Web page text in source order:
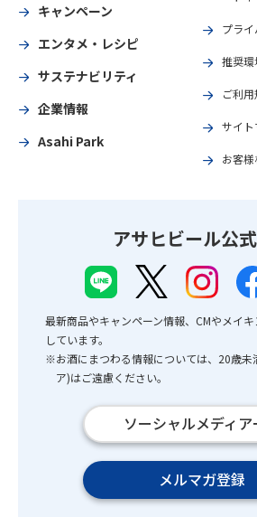
キャンペーン
エンタメ・レシピ
サステナビリティ
企業情報
Asahi Park
プラ
推奨環
ご利
サイ
お客
アサヒビール公
最新商品やキャンペーン情報、CMやメイ
しています。
※お酒にまつわる情報については、20歳未
ア)はご遠慮ください。
ソーシャルメディア
メルマガ登録